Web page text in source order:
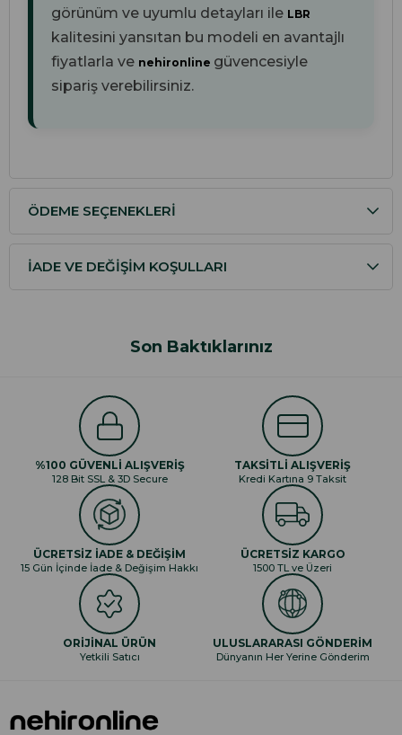
görünüm ve uyumlu detayları ile LBR
kalitesini yansıtan bu modeli en avantajlı
fiyatlarla ve nehironline güvencesiyle
sipariş verebilirsiniz.
ÖDEME SEÇENEKLERI
İADE VE DEĞIŞIM KOŞULLARI
Son Baktıklarınız
%100 GÜVENLİ ALIŞVERİŞ
128 Bit SSL & 3D Secure
TAKSİTLİ ALIŞVERİŞ
Kredi Kartına 9 Taksit
ÜCRETSİZ İADE & DEĞİŞİM
15 Gün İçinde İade & Değişim Hakkı
ÜCRETSİZ KARGO
1500 TL ve Üzeri
ORİJİNAL ÜRÜN
Yetkili Satıcı
ULUSLARARASI GÖNDERİM
Dünyanın Her Yerine Gönderim